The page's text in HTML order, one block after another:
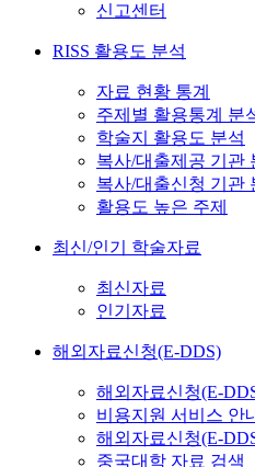
신고센터
RISS 활용도 분석
자료 현황 통계
주제별 활용통계 분
학술지 활용도 분석
복사/대출제공 기관
복사/대출신청 기관
활용도 높은 주제
최신/인기 학술자료
최신자료
인기자료
해외자료신청(E-DDS)
해외자료신청(E-
비용지원 서비스 안
해외자료신청(E-
중국대학 자료 검색